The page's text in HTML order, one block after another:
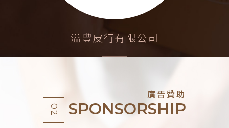
溢豐皮行有限公司
02
廣告贊助
SPONSORSHIP